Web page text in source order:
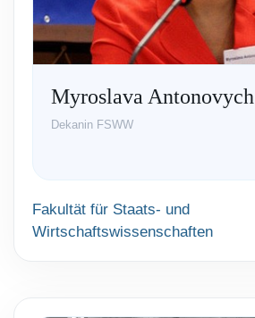
Myroslava Antonovych
Dekanin FSWW
Fakultät für Staats- und
Wirtschaftswissenschaften